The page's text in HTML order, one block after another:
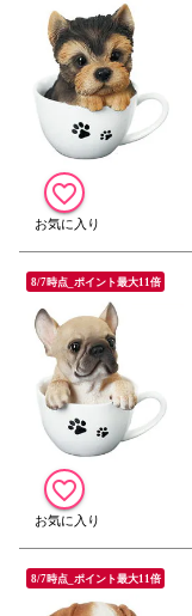
8/7時点_ポイント最大11倍
8/7時点_ポイント最大11倍